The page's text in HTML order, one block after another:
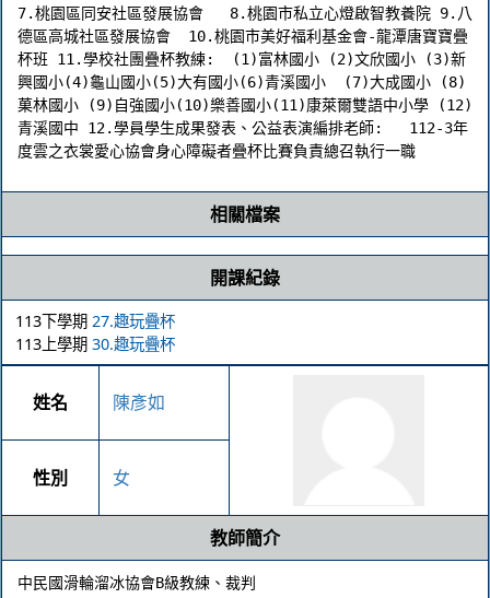
7.桃園區同安社區發展協會   8.桃園市私立心燈啟智教養院 9.八
德區高城社區發展協會  10.桃園市美好福利基金會-龍潭唐寶寶疊
杯班 11.學校社團疊杯教練:  (1)富林國小 (2)文欣國小 (3)新
興國小(4)龜山國小(5)大有國小(6)青溪國小  (7)大成國小 (8)
菓林國小 (9)自強國小(10)樂善國小(11)康萊爾雙語中小學 (12)
青溪國中 12.學員學生成果發表、公益表演編排老師:   112-3年
度雲之衣裳愛心協會身心障礙者疊杯比賽負責總召執行一職
相關檔案
開課紀錄
113下學期 27.趣玩疊杯
113上學期 30.趣玩疊杯
姓名 陳彥如
性別 女
教師簡介
中民國滑輪溜冰協會B級教練、裁判